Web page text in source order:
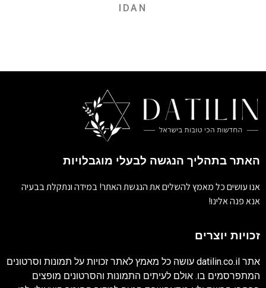
IDAN
האתר בתהליך הנגשה לבעלי מוגבלויות
אנו עושים כל מאמץ להשלים את הנגשת האתר! במידה ונתקלת בבעיה
אנא פנה אלינו!
זכויות יוצרים
אתר datilin.co.il עושה כל מאמץ לאתר זכויות על תמונות וסרטונים
המתפרסמים בו. אולם לעיתים התמונות והסרטונים מופצים